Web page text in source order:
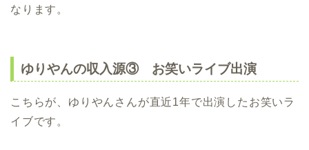
なります。
ゆりやんの収入源③ お笑いライブ出演
こちらが、ゆりやんさんが直近1年で出演したお笑いラ
イブです。